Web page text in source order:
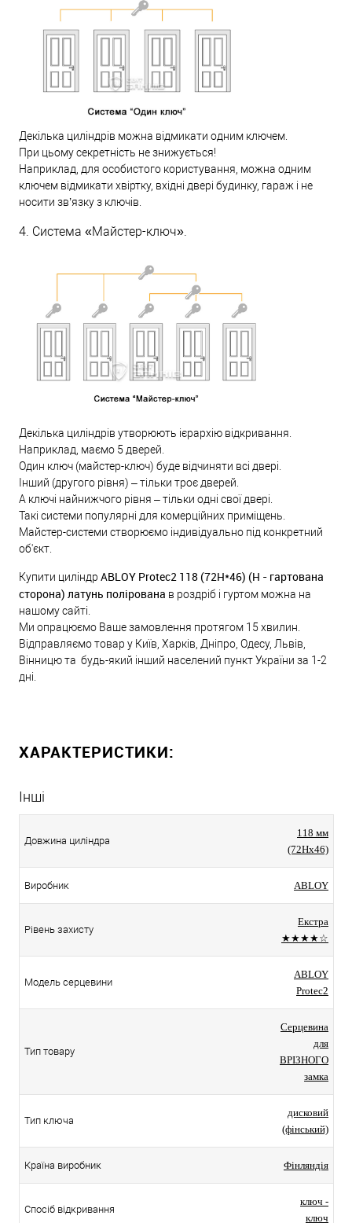
Декілька циліндрів можна відмикати одним ключем.
При цьому секретність не знижується!
Наприклад, для особистого користування, можна одним
ключем відмикати хвіртку, вхідні двері будинку, гараж і не
носити зв’язку з ключів.
4. Система «Майстер-ключ».
Декілька циліндрів утворюють ієрархію відкривання.
Наприклад, маємо 5 дверей.
Один ключ (майстер-ключ) буде відчиняти всі двері.
Інший (другого рівня) – тільки троє дверей.
А ключі найнижчого рівня – тільки одні свої двері.
Такі системи популярні для комерційних приміщень.
Майстер-системи створюємо індивідуально під конкретний
об'єкт.
Купити циліндр ABLOY Protec2 118 (72H*46) (H - гартована
сторона) латунь полірована в роздріб і гуртом можна на
нашому сайті.
Ми опрацюємо Ваше замовлення протягом 15 хвилин.
Відправляємо товар у Київ, Харків, Дніпро, Одесу, Львів,
Вінницю та будь-який інший населений пункт України за 1-2
дні.
ХАРАКТЕРИСТИКИ:
Інші
Довжина циліндра
118 мм
(72Hx46)
Виробник ABLOY
Рівень захисту
Екстра
★★★★☆
Модель серцевини
ABLOY
Protec2
Тип товару
Серцевина
для
ВРІЗНОГО
замка
Тип ключа
дисковий
(фінський)
Країна виробник Фінляндія
Спосіб відкривання
ключ -
ключ